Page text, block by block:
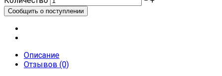
Описание
Отзывов (0)